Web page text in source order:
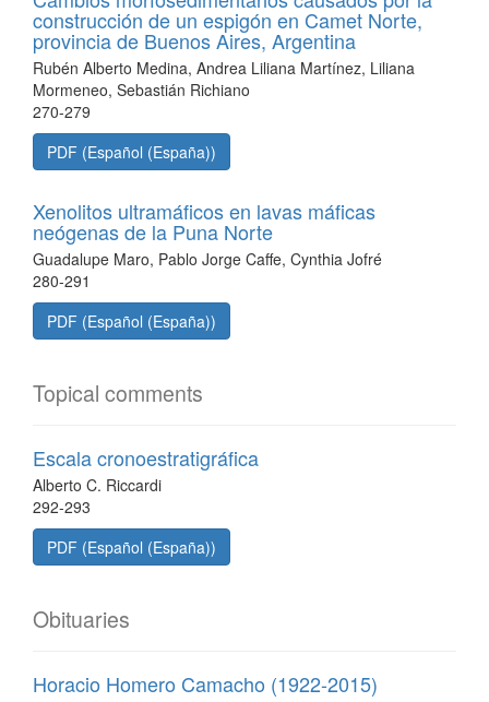
construcción de un espigón en Camet Norte,
provincia de Buenos Aires, Argentina
Rubén Alberto Medina, Andrea Liliana Martínez, Liliana
Mormeneo, Sebastián Richiano
270-279
PDF (Español (España))
Xenolitos ultramáficos en lavas máficas
neógenas de la Puna Norte
Guadalupe Maro, Pablo Jorge Caffe, Cynthia Jofré
280-291
PDF (Español (España))
Topical comments
Escala cronoestratigráfica
Alberto C. Riccardi
292-293
PDF (Español (España))
Obituaries
Horacio Homero Camacho (1922-2015)